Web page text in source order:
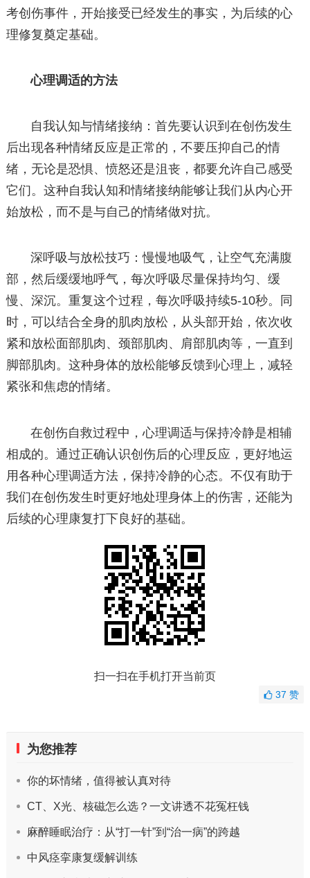
考创伤事件，开始接受已经发生的事实，为后续的心
理修复奠定基础。
心理调适的方法
自我认知与情绪接纳：首先要认识到在创伤发生
后出现各种情绪反应是正常的，不要压抑自己的情
绪，无论是恐惧、愤怒还是沮丧，都要允许自己感受
它们。这种自我认知和情绪接纳能够让我们从内心开
始放松，而不是与自己的情绪做对抗。
深呼吸与放松技巧：慢慢地吸气，让空气充满腹
部，然后缓缓地呼气，每次呼吸尽量保持均匀、缓
慢、深沉。重复这个过程，每次呼吸持续5-10秒。同
时，可以结合全身的肌肉放松，从头部开始，依次收
紧和放松面部肌肉、颈部肌肉、肩部肌肉等，一直到
脚部肌肉。这种身体的放松能够反馈到心理上，减轻
紧张和焦虑的情绪。
在创伤自救过程中，心理调适与保持冷静是相辅
相成的。通过正确认识创伤后的心理反应，更好地运
用各种心理调适方法，保持冷静的心态。不仅有助于
我们在创伤发生时更好地处理身体上的伤害，还能为
后续的心理康复打下良好的基础。
扫一扫在手机打开当前页
37赞
为您推荐
你的坏情绪，值得被认真对待
CT、X光、核磁怎么选？一文讲透不花冤枉钱
麻醉睡眠治疗：从“打一针”到“治一病”的跨越
中风痉挛康复缓解训练